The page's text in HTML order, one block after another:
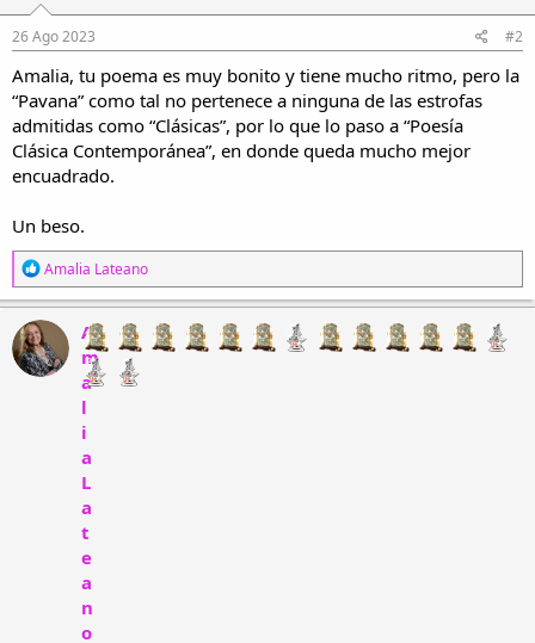
26 Ago 2023 #2
Amalia, tu poema es muy bonito y tiene mucho ritmo, pero la
“Pavana” como tal no pertenece a ninguna de las estrofas
admitidas como “Clásicas”, por lo que lo paso a “Poesía
Clásica Contemporánea”, en donde queda mucho mejor
encuadrado.
Un beso.
R
e
a
c
c
i
o
Amalia Lateano
A
m
a
l
i
a
L
a
t
e
a
n
o